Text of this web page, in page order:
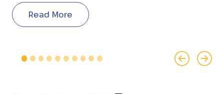
Read More
Previous
Next